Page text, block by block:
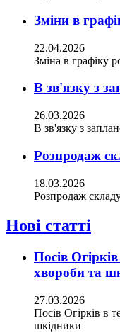
Зміни в
22.04.2026
Зміна в графіку
В зв'язку з
26.03.2026
В зв'язку з
Розпродаж
18.03.2026
Розпродаж
Нові статті
Посів
хвороби та
27.03.2026
Посів Огірків в
шкідники